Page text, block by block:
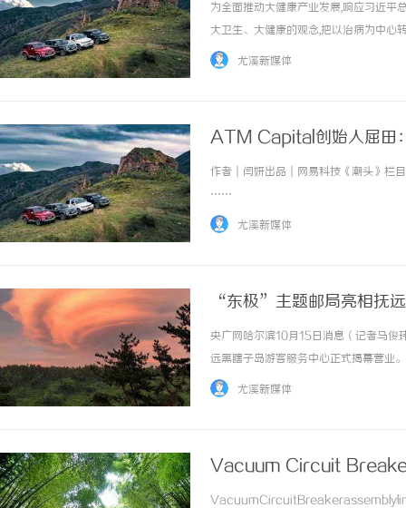
为全面推动大健康产业发展,响应习近
大卫生、大健康的观念,把以治病为中心
及“要秉持人类卫生健康共同体理念,推
尤溪新媒体
ATM Capital创始人屈田
作者｜闫妍出品｜网易科技《潮头》栏
……
尤溪新媒体
“东极”主题邮局亮相抚
央广网哈尔滨10月15日消息（记者马
远黑瞎子岛游客服务中心正式揭幕营业
团有限公司黑龙江省分公司党委书记、
尤溪新媒体
Vacuum Circuit
眼镜 武汉配眼镜 上海配眼镜